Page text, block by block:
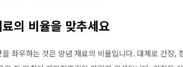
의 비율을 맞추세요
을 좌우하는 것은 양념 재료의 비율입니다. 대체로 간장,